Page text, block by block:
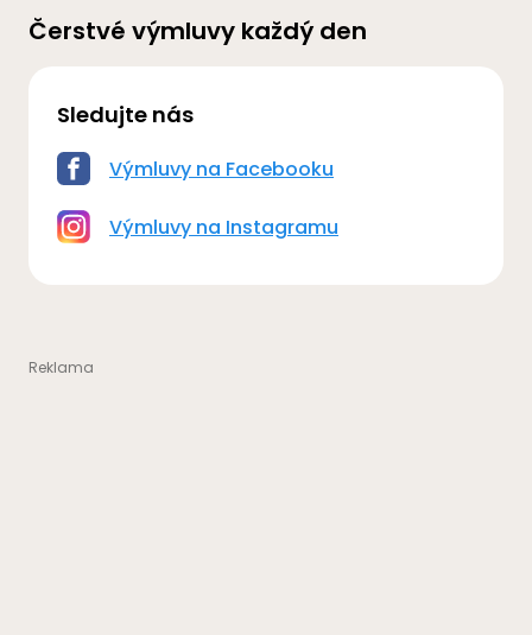
Čerstvé výmluvy každý den
Sledujte nás
Výmluvy na Facebooku
Výmluvy na Instagramu